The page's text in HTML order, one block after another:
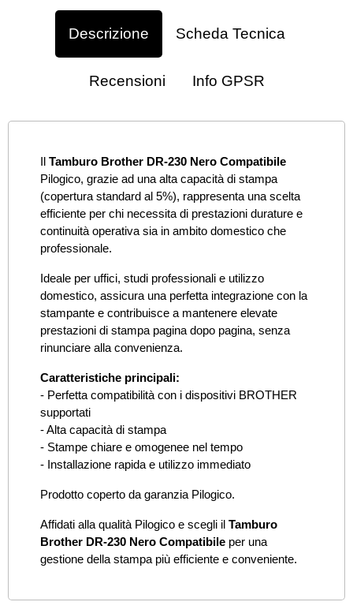
Descrizione Scheda Tecnica
Recensioni Info GPSR
Il Tamburo Brother DR-230 Nero Compatibile
Pilogico, grazie ad una alta capacità di stampa
(copertura standard al 5%), rappresenta una scelta
efficiente per chi necessita di prestazioni durature e
continuità operativa sia in ambito domestico che
professionale.
Ideale per uffici, studi professionali e utilizzo
domestico, assicura una perfetta integrazione con la
stampante e contribuisce a mantenere elevate
prestazioni di stampa pagina dopo pagina, senza
rinunciare alla convenienza.
Caratteristiche principali:
- Perfetta compatibilità con i dispositivi BROTHER
supportati
- Alta capacità di stampa
- Stampe chiare e omogenee nel tempo
- Installazione rapida e utilizzo immediato
Prodotto coperto da garanzia Pilogico.
Affidati alla qualità Pilogico e scegli il Tamburo
Brother DR-230 Nero Compatibile per una
gestione della stampa più efficiente e conveniente.